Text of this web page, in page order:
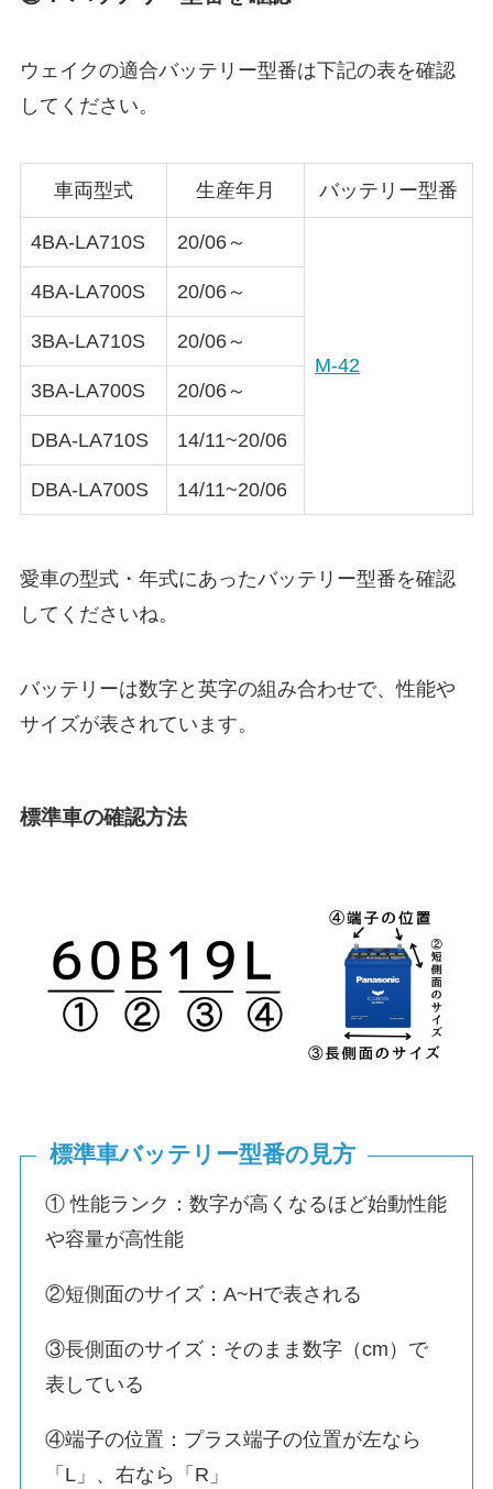
ウェイクの適合バッテリー型番は下記の表を確認
してください。
車両型式 生産年月 バッテリー型番
4BA-LA710S 20/06～
M-42
4BA-LA700S 20/06～
3BA-LA710S 20/06～
3BA-LA700S 20/06～
DBA-LA710S 14/11~20/06
DBA-LA700S 14/11~20/06
愛車の型式・年式にあったバッテリー型番を確認
してくださいね。
バッテリーは数字と英字の組み合わせで、性能や
サイズが表されています。
標準車の確認方法
標準車バッテリー型番の見方
① 性能ランク：数字が高くなるほど始動性能
や容量が高性能
②短側面のサイズ：A~Hで表される
③長側面のサイズ：そのまま数字（cm）で
表している
④端子の位置：プラス端子の位置が左なら
「L」、右なら「R」